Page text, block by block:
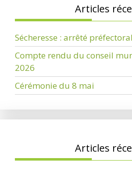
Articles
Sécheresse : arrêté
Compte rendu du conseil
2026
Cérémonie du 8 mai
Articles